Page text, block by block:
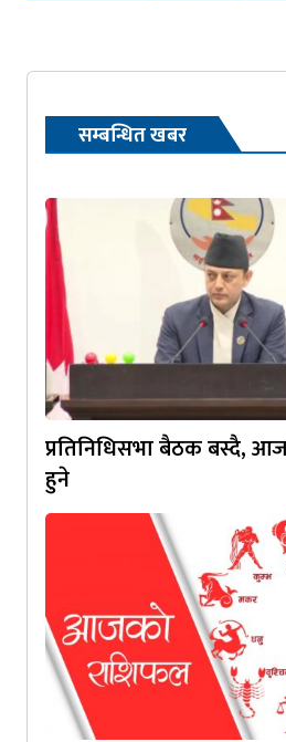
सम्बन्धित खबर
प्रतिनिधिसभा बैठक बस्दै,
हुने